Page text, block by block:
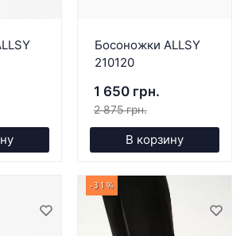
Босоножки ALLSY
210120
1 650 грн.
2 875 грн.
В корзину
-31%